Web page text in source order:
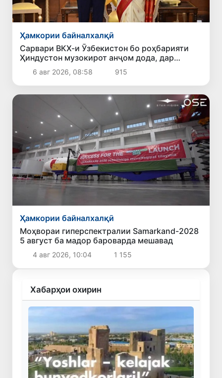
Ҳамкории байналхалқӣ
Сарвари ВКХ-и Ӯзбекистон бо роҳбарияти
Ҳиндустон музокирот анҷом дода, дар
Форуми соҳибкории Ӯзбекистону Ҳиндустон
иштирок кард
6 авг 2026, 08:58 915
Ҳамкории байналхалқӣ
Моҳвораи гиперспектралии Samarkand-2028
5 август ба мадор бароварда мешавад
4 авг 2026, 10:04 1 155
Хабарҳои охирин